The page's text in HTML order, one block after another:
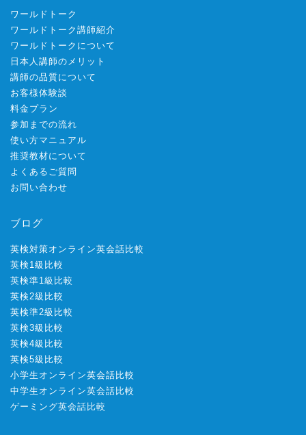
ワールドトーク
ワールドトーク講師紹介
ワールドトークについて
日本人講師のメリット
講師の品質について
お客様体験談
料金プラン
参加までの流れ
使い方マニュアル
推奨教材について
よくあるご質問
お問い合わせ
ブログ
英検対策オンライン英会話比較
英検1級比較
英検準1級比較
英検2級比較
英検準2級比較
英検3級比較
英検4級比較
英検5級比較
小学生オンライン英会話比較
中学生オンライン英会話比較
ゲーミング英会話比較